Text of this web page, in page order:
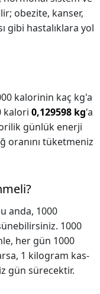
obezite, kanser,
gibi hastalıklara yol
kalorinin kaç kg'a
kalori 0,129598 kg'a
günlük enerji
oranını tüketmeniz
anda, 1000
1000
her gün 1000
1 kilogram kas-
gün sürecektir.